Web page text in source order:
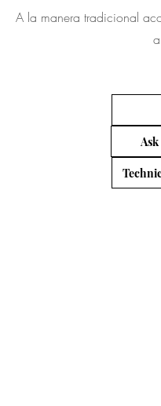
A la manera tradicional